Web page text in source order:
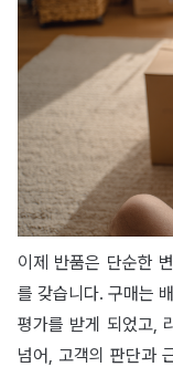
이제 반품은 단순한
를 갖습니다. 구매는
평가를 받게 되었고,
넘어, 고객의 판단과